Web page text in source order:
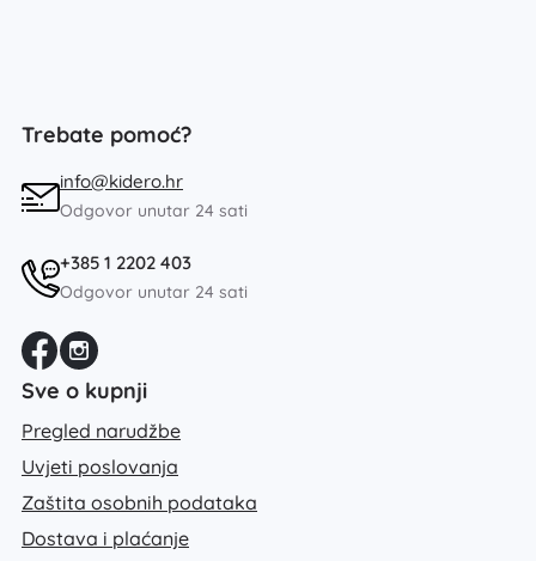
Trebate pomoć?
info@kidero.hr
Odgovor unutar 24 sati
+385 1 2202 403
Odgovor unutar 24 sati
Sve o kupnji
Pregled narudžbe
Uvjeti poslovanja
Zaštita osobnih podataka
Dostava i plaćanje